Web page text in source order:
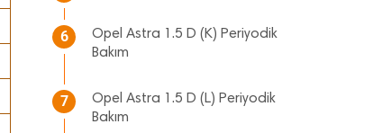
6
Opel Astra 1.5 D (K) Periyodik
Bakım
7
Opel Astra 1.5 D (L) Periyodik
Bakım